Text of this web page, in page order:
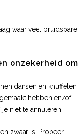
waar veel
onzekerheid
dansen en
hebben en/of
niet te annuleren.
zwaar is. Probeer